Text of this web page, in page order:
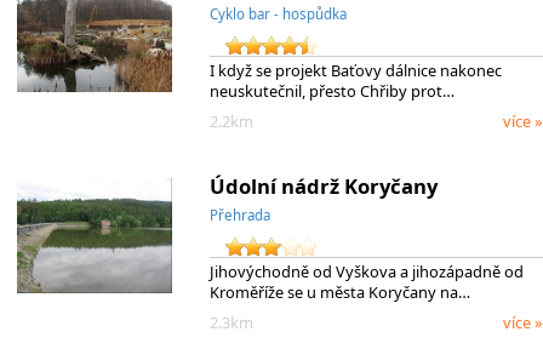
Cyklo bar - hospůdka
I když se projekt Baťovy dálnice nakonec
neuskutečnil, přesto Chřiby prot…
2.2km
více »
Údolní nádrž Koryčany
Přehrada
Jihovýchodně od Vyškova a jihozápadně od
Kroměříže se u města Koryčany na…
2.3km
více »